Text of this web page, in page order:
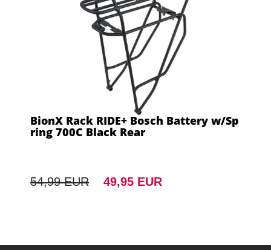
BionX Rack RIDE+ Bosch Battery w/Sp
ring 700C Black Rear
54,99 EUR 49,95 EUR